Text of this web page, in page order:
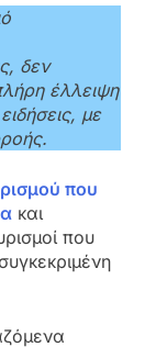
δεν
έλλειψη
με
που
και
που